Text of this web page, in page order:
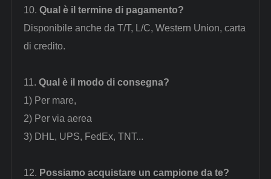
10. Qual è il termine di pagamento?
Disponibile anche da T/T, L/C, Western Union, carta
di credito.
11. Qual è il modo di consegna?
1) Per mare,
2) Per via aerea
3) DHL, UPS, FedEx, TNT...
12. Possiamo acquistare un campione da te?